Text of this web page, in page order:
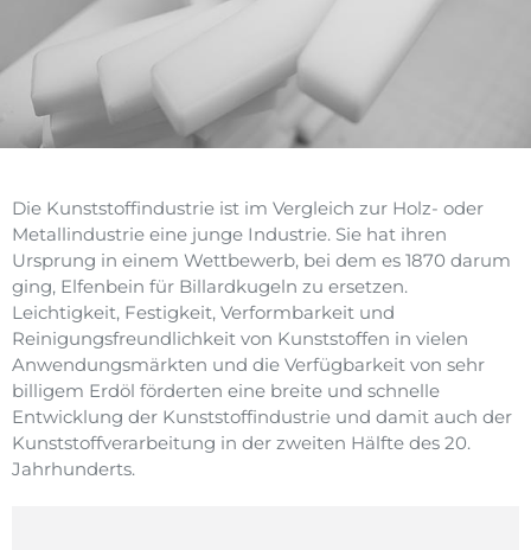
Die Kunststoffindustrie ist im Vergleich zur Holz- oder
Metallindustrie eine junge Industrie. Sie hat ihren
Ursprung in einem Wettbewerb, bei dem es 1870 darum
ging, Elfenbein für Billardkugeln zu ersetzen.
Leichtigkeit, Festigkeit, Verformbarkeit und
Reinigungsfreundlichkeit von Kunststoffen in vielen
Anwendungsmärkten und die Verfügbarkeit von sehr
billigem Erdöl förderten eine breite und schnelle
Entwicklung der Kunststoffindustrie und damit auch der
Kunststoffverarbeitung in der zweiten Hälfte des 20.
Jahrhunderts.